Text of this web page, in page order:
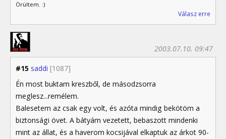
Örültem. :)
Válasz erre
#15 saddi [1087]
2003.07.10. 09:47
Én most buktam kreszből, de másodzsorra
meglesz...remélem.
Balesetem az csak egy volt, és azóta mindig bekötöm a
biztonsági övet. A bátyám vezetett, bebaszott mindenki
mint az állat, és a haverom kocsijával elkaptuk az árkot 90-